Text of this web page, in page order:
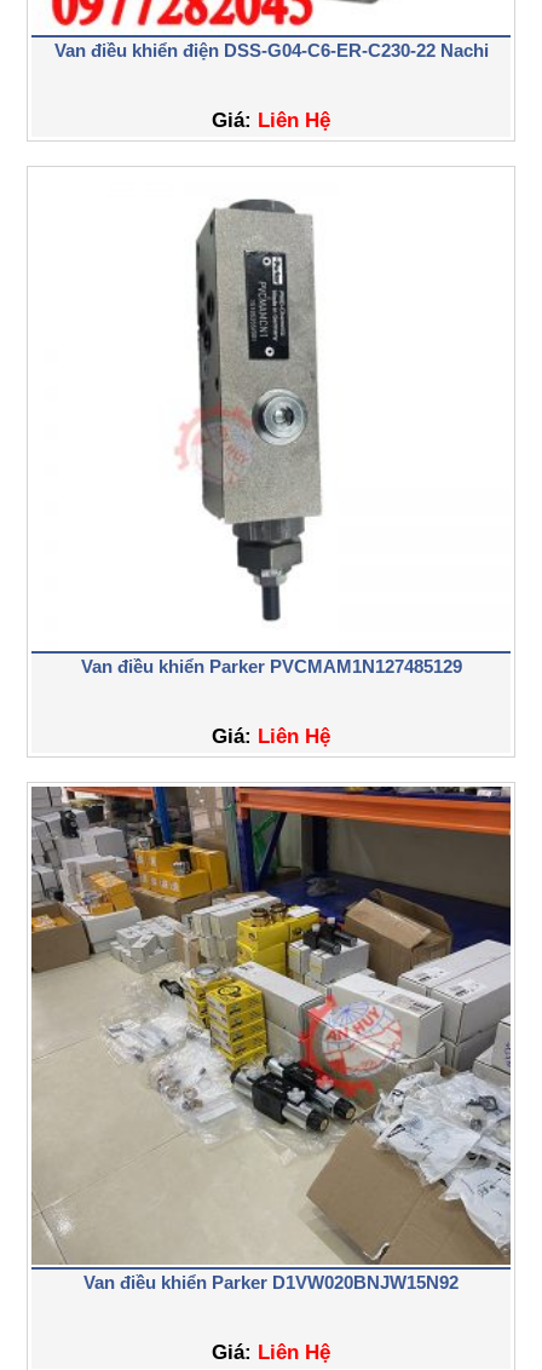
Van điều khiển điện DSS-G04-C6-ER-C230-22 Nachi
Giá: Liên Hệ
Van điều khiển Parker PVCMAM1N127485129
Giá: Liên Hệ
Van điều khiển Parker D1VW020BNJW15N92
Giá: Liên Hệ